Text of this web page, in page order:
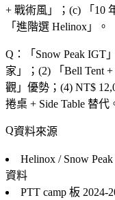
+ 戰術風 」；(c) 「 10
「 進階選 Helinox 」。
Q：「 Snow Peak IGT
家 」；(2) 「 Bell Tent
觀 」優勢；(4) NT$
捲桌 + Side Table 替代
資料來源
Helinox / Snow
資料
PTT camp 板 2024-